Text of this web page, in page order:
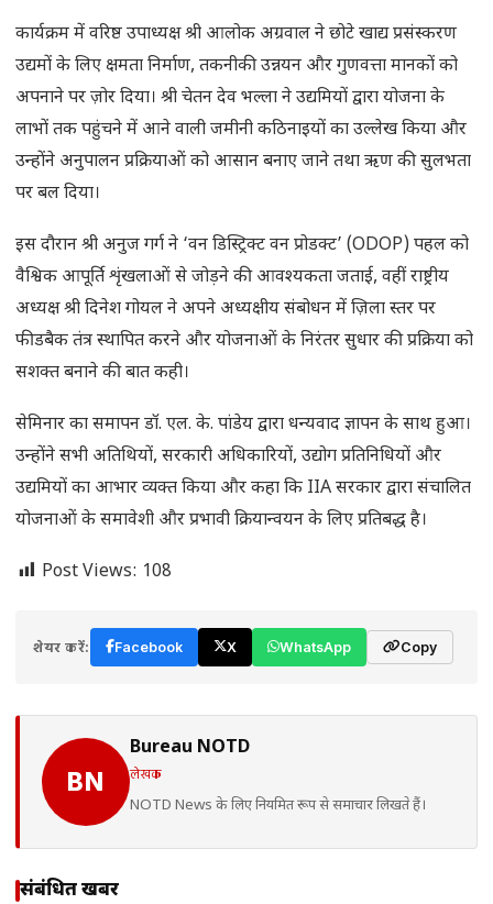
कार्यक्रम में वरिष्ठ उपाध्यक्ष श्री आलोक अग्रवाल ने छोटे खाद्य प्रसंस्करण
उद्यमों के लिए क्षमता निर्माण, तकनीकी उन्नयन और गुणवत्ता मानकों को
अपनाने पर ज़ोर दिया। श्री चेतन देव भल्ला ने उद्यमियों द्वारा योजना के
लाभों तक पहुंचने में आने वाली जमीनी कठिनाइयों का उल्लेख किया और
उन्होंने अनुपालन प्रक्रियाओं को आसान बनाए जाने तथा ऋण की सुलभता
पर बल दिया।
इस दौरान श्री अनुज गर्ग ने ‘वन डिस्ट्रिक्ट वन प्रोडक्ट’ (ODOP) पहल को
वैश्विक आपूर्ति शृंखलाओं से जोड़ने की आवश्यकता जताई, वहीं राष्ट्रीय
अध्यक्ष श्री दिनेश गोयल ने अपने अध्यक्षीय संबोधन में ज़िला स्तर पर
फीडबैक तंत्र स्थापित करने और योजनाओं के निरंतर सुधार की प्रक्रिया को
सशक्त बनाने की बात कही।
सेमिनार का समापन डॉ. एल. के. पांडेय द्वारा धन्यवाद ज्ञापन के साथ हुआ।
उन्होंने सभी अतिथियों, सरकारी अधिकारियों, उद्योग प्रतिनिधियों और
उद्यमियों का आभार व्यक्त किया और कहा कि IIA सरकार द्वारा संचालित
योजनाओं के समावेशी और प्रभावी क्रियान्वयन के लिए प्रतिबद्ध है।
Post Views: 108
शेयर करें: Facebook X WhatsApp Copy
BN
Bureau NOTD
लेखक
NOTD News के लिए नियमित रूप से समाचार लिखते हैं।
संबंधित खबरें